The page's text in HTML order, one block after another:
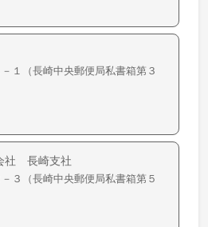
－１（長崎中央郵便局私書箱第３
社 長崎支社
－３（長崎中央郵便局私書箱第５